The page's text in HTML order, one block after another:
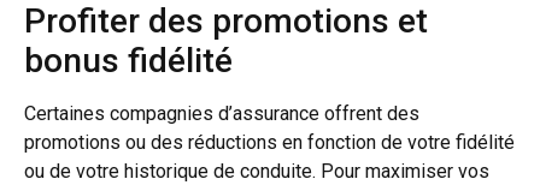
Profiter des promotions et
bonus fidélité
Certaines compagnies d’assurance offrent des
promotions ou des réductions en fonction de votre fidélité
ou de votre historique de conduite. Pour maximiser vos